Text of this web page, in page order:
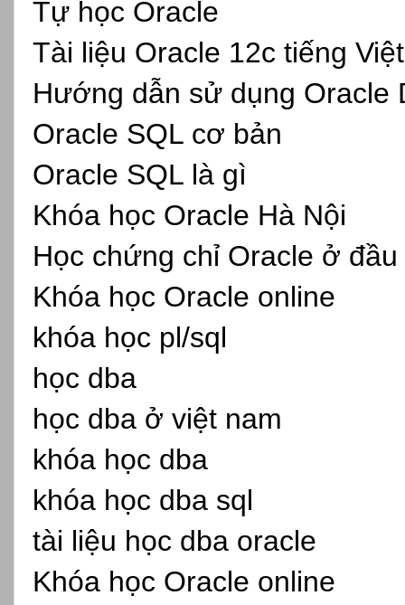
Tự học Oracle
Tài liệu Oracle 12c tiếng Việt
Hướng dẫn sử dụng Oracle
Oracle SQL cơ bản
Oracle SQL là gì
Khóa học Oracle Hà Nội
Học chứng chỉ Oracle ở đầu
Khóa học Oracle online
khóa học pl/sql
học dba
học dba ở việt nam
khóa học dba
khóa học dba sql
tài liệu học dba oracle
Khóa học Oracle online